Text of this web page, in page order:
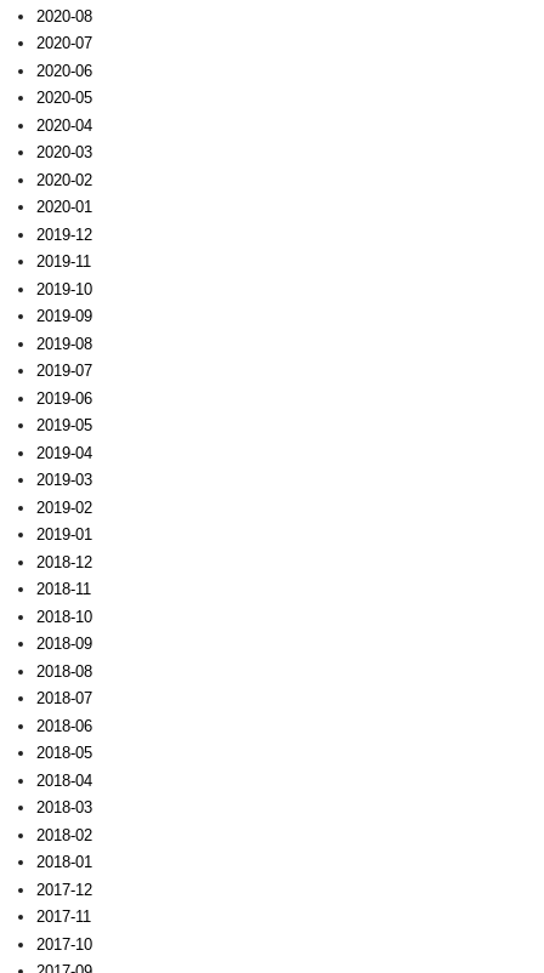
2020-08
2020-07
2020-06
2020-05
2020-04
2020-03
2020-02
2020-01
2019-12
2019-11
2019-10
2019-09
2019-08
2019-07
2019-06
2019-05
2019-04
2019-03
2019-02
2019-01
2018-12
2018-11
2018-10
2018-09
2018-08
2018-07
2018-06
2018-05
2018-04
2018-03
2018-02
2018-01
2017-12
2017-11
2017-10